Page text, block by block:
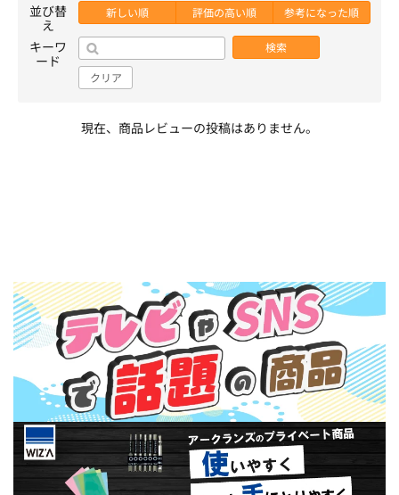
並び替
え
新しい順 評価の高い順 参考になった順
キーワ
ード
検索
クリア
現在、商品レビューの投稿はありません。